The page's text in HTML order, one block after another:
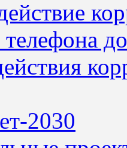
2030